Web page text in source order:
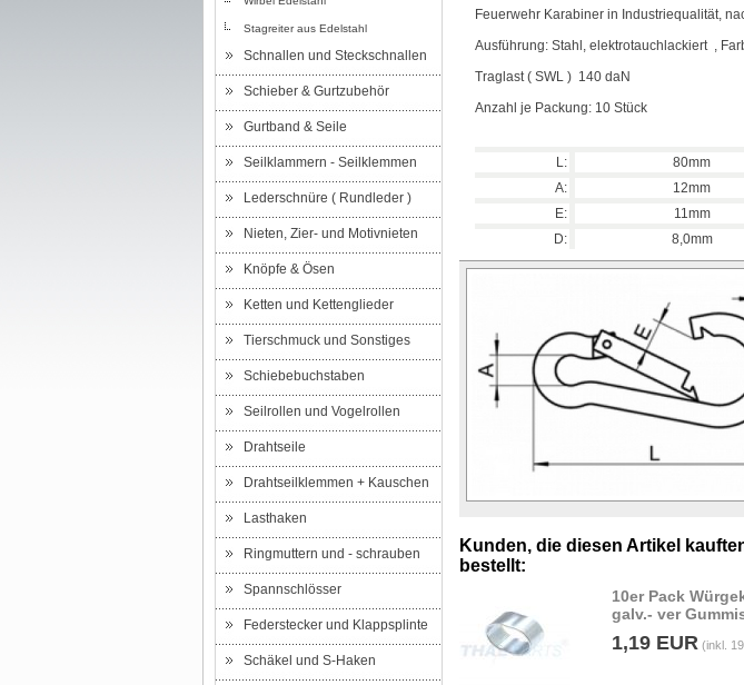
Stagreiter aus Edelstahl
Schnallen und Steckschnallen
Schieber & Gurtzubehör
Gurtband & Seile
Seilklammern - Seilklemmen
Lederschnüre ( Rundleder )
Nieten, Zier- und Motivnieten
Knöpfe & Ösen
Ketten und Kettenglieder
Tierschmuck und Sonstiges
Schiebebuchstaben
Seilrollen und Vogelrollen
Drahtseile
Drahtseilklemmen + Kauschen
Lasthaken
Ringmuttern und - schrauben
Spannschlösser
Federstecker und Klappsplinte
Schäkel und S-Haken
Feuerwehr Karabiner in Industriequalität,
Ausführung: Stahl, elektrotauchlackiert ,
Traglast ( SWL ) 140 daN
Anzahl je Packung: 10 Stück
L:
80mm
A:
12mm
E:
11mm
D:
8,0mm
Kunden, die diesen Artikel
bestellt:
10er Pack
galv.- ver
1,19 EUR (inkl.